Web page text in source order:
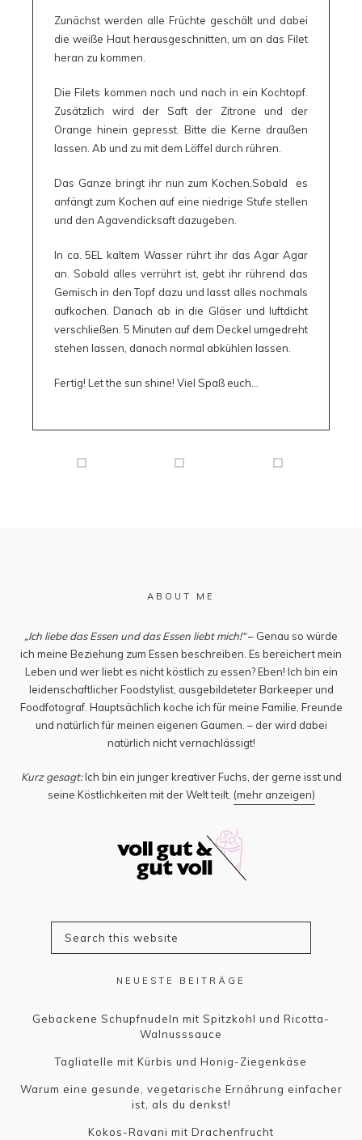
Zunächst werden alle Früchte geschält und dabei
die weiße Haut herausgeschnitten, um an das Filet
heran zu kommen.
Die Filets kommen nach und nach in ein Kochtopf.
Zusätzlich wird der Saft der Zitrone und der
Orange hinein gepresst. Bitte die Kerne draußen
lassen. Ab und zu mit dem Löffel durch rühren.
Das Ganze bringt ihr nun zum Kochen.Sobald es
anfängt zum Kochen auf eine niedrige Stufe stellen
und den Agavendicksaft dazugeben.
In ca. 5EL kaltem Wasser rührt ihr das Agar Agar
an. Sobald alles verrührt ist, gebt ihr rührend das
Gemisch in den Topf dazu und lasst alles nochmals
aufkochen. Danach ab in die Gläser und luftdicht
verschließen. 5 Minuten auf dem Deckel umgedreht
stehen lassen, danach normal abkühlen lassen.
Fertig! Let the sun shine! Viel Spaß euch…
ABOUT ME
„Ich liebe das Essen und das Essen liebt mich!“– Genau so würde
ich meine Beziehung zum Essen beschreiben. Es bereichert mein
Leben und wer liebt es nicht köstlich zu essen? Eben! Ich bin ein
leidenschaftlicher Foodstylist, ausgebildeteter Barkeeper und
Foodfotograf. Hauptsächlich koche ich für meine Familie, Freunde
und natürlich für meinen eigenen Gaumen. – der wird dabei
natürlich nicht vernachlässigt!
Kurz gesagt:Ich bin ein junger kreativer Fuchs, der gerne isst und
seine Köstlichkeiten mit der Welt teilt. (mehr anzeigen)
NEUESTE BEITRÄGE
Gebackene Schupfnudeln mit Spitzkohl und Ricotta-
Walnusssauce
Tagliatelle mit Kürbis und Honig-Ziegenkäse
Warum eine gesunde, vegetarische Ernährung einfacher
ist, als du denkst!
Kokos-Ravani mit Drachenfrucht